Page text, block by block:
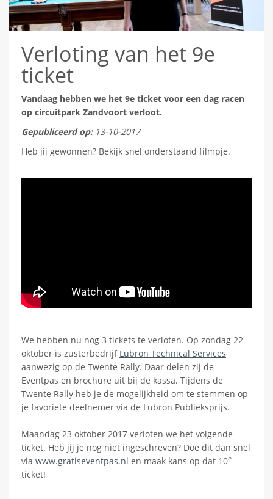
Verloting van het 9e
ticket
Vandaag hebben we het 9e ticket voor een dag racen
op circuitpark Zandvoort verloot.
Gepubliceerd op:13-10-2017
Heb jij gewonnen? Bekijk snel onderstaand filmpje.
We hebben nu nog 3 tickets te verloten. Op zondag 22
oktober is zusterbedrijf Lubron Technical Services
aanwezig op de Twente Rally. Daar delen zij de
Eventpas en brochure uit bij de kassa. Tijdens de
Twente Rally heb je de mogelijkheid om te stemmen op
je favoriete deelnemer via de Lubron Publieksprijs.
Maandag 23 oktober 2017 verloten we het volgende
ticket. Heb jij je nog niet ingeschreven? Doe dit dan snel
via www.gratiseventpas.nl en maak kans op dat 10e
ticket!